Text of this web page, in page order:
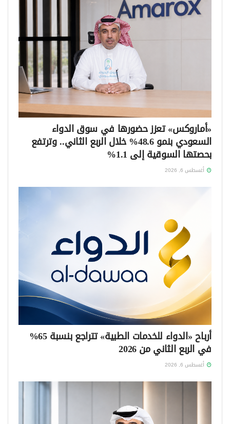
«أماروكس» تعزز حضورها في سوق الدواء
السعودي بنمو 48.6% خلال الربع الثاني.. وترتفع
بحصتها السوقية إلى 1.1%
أغسطس 6, 2026
أرباح «الدواء للخدمات الطبية» تتراجع بنسبة 65%
في الربع الثاني من 2026
أغسطس 6, 2026